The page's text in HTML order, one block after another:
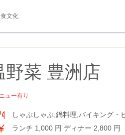
食文化
菜 豊洲店
ュー有り
しゃぶしゃぶ,鍋料理,バイキング・
ランチ 1,000 円 ディナー 2,800 円